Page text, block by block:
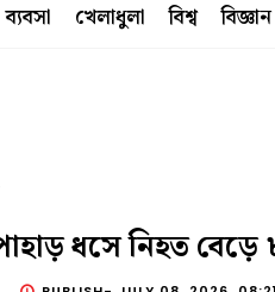
ব্যবসা খেলাধুলা বিশ্ব
ধসে নিহত বেড়ে